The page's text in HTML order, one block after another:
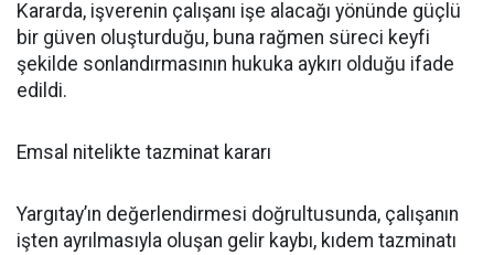
Kararda, işverenin çalışanı işe alacağı yönünde güçlü
bir güven oluşturduğu, buna rağmen süreci keyfi
şekilde sonlandırmasının hukuka aykırı olduğu ifade
edildi.
Emsal nitelikte tazminat kararı
Yargıtay’ın değerlendirmesi doğrultusunda, çalışanın
işten ayrılmasıyla oluşan gelir kaybı, kıdem tazminatı